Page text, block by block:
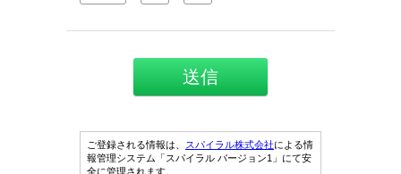
ご登録される情報は、 スパイラル株式会社による情
報管理システム「スパイラル バージョン1」にて安
全に管理されます。